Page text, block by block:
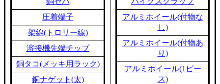
圧着端子
架線(トロリー線)
溶接機先端チップ
銅タコ(メッキ用ラック)
銅ナゲット(太)
アルミホイール(付物な
し)
アルミホイール(付物あ
り)
アルミホイール(1ピー
ス)